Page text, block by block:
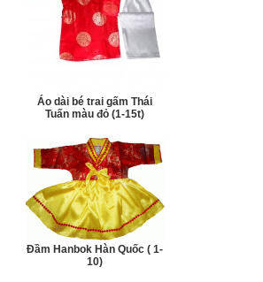
Áo dài bé trai gấm Thái
Tuấn màu đỏ (1-15t)
Đầm Hanbok Hàn Quốc ( 1-
10)